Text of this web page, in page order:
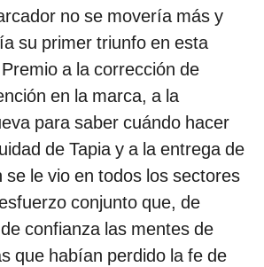
no se movería más y
su primer triunfo en esta
a la corrección de
en la marca, a la
para saber cuándo hacer
de Tapia y a la entrega de
se le vio en todos los sectores
conjunto que, de
confianza las mentes de
que habían perdido la fe de